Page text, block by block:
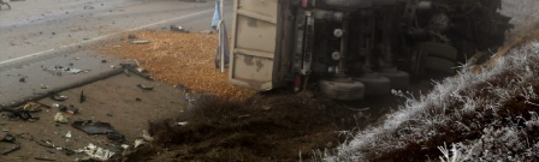
de kalanlara sabır sıhhat versin yaralı arkadaşımıza da acil
şifalar versin diliyorum” dedi.